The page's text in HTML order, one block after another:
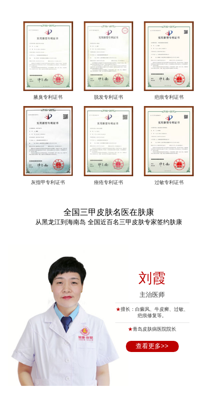
腋臭专利证书 脱发专利证书 疤痕专利证书
灰指甲专利证书 痤疮专利证书 过敏专利证书
全国三甲皮肤名医在肤康
从黑龙江到海南岛 全国近百名三甲皮肤专家签约肤康
刘霞
主治医师
★擅长：白癜风、牛皮癣、过敏、
疤痕修复等。
★青岛皮肤病医院院长
查看更多>>